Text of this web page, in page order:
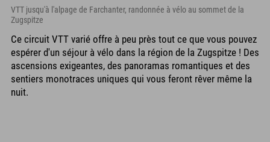
VTT jusqu'à l'alpage de Farchanter, randonnée à vélo au sommet de la
Zugspitze
Ce circuit VTT varié offre à peu près tout ce que vous pouvez
espérer d'un séjour à vélo dans la région de la Zugspitze ! Des
ascensions exigeantes, des panoramas romantiques et des
sentiers monotraces uniques qui vous feront rêver même la
nuit.